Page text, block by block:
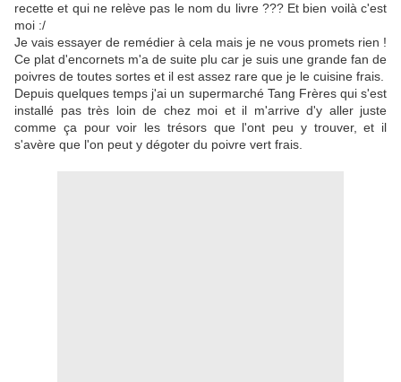
recette et qui ne relève pas le nom du livre ??? Et bien voilà c'est
moi :/
Je vais essayer de remédier à cela mais je ne vous promets rien !
Ce plat d'encornets m'a de suite plu car je suis une grande fan de
poivres de toutes sortes et il est assez rare que je le cuisine frais.
Depuis quelques temps j'ai un supermarché Tang Frères qui s'est
installé pas très loin de chez moi et il m'arrive d'y aller juste
comme ça pour voir les trésors que l'ont peu y trouver, et il
s'avère que l'on peut y dégoter du poivre vert frais.